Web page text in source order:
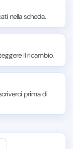
nella scheda.
il ricambio.
prima di